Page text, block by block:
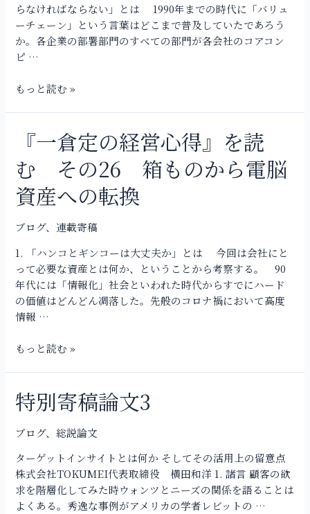
の
向
上
らなければならない」とは 1990年までの時代に「バリュ
ーチェーン」という言葉はどこまで普及していたであろう
か。各企業の部署部門のすべての部門が各会社のコアコン
ピ …
を
む
そ
27
リ
チ
ェ
ー
ン
と
ア
コ
ン
ピ
タ
ス
もっと読む »
『一倉定の経営心得』を読
む その26 箱ものから電脳
資産への転換
ブログ、 連載寄稿
1. 「ハンコとギンコーは大丈夫か」とは 今回は会社にと
って必要な資産とは何か、ということから考察する。 90
年代には「情報化」社会といわれた時代からすでにハード
の価値はどんどん凋落した。先般のコロナ禍において高度
情報 …
『一
定
の
経
心
得』
読
む
そ
26
も
の
か
電
脳
資
産
へ
もっと読む »
特別寄稿論文3
ブログ、総説論文
ターゲットインサイトとは何か そしてその活用上の留意点
株式会社TOKUMEI代表取締役 横田和洋 1. 諸言 顧客の欲
求を階層化してみた時ウォンツとニーズの関係を語ることは
よくある。秀逸な事例がアメリカの学者レビットの …
特
別
寄
論
文
3